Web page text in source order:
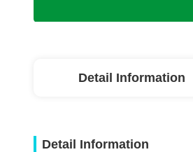
Detail Information
Detail Information